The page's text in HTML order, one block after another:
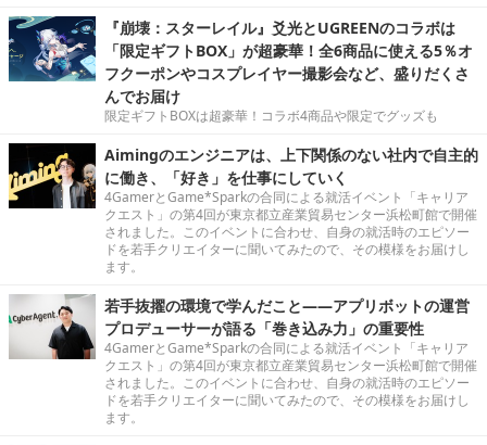
『崩壊：スターレイル』爻光とUGREENのコラボは
「限定ギフトBOX」が超豪華！全6商品に使える5％オ
フクーポンやコスプレイヤー撮影会など、盛りだくさ
んでお届け
限定ギフトBOXは超豪華！コラボ4商品や限定でグッズも
Aimingのエンジニアは、上下関係のない社内で自主的
に働き、「好き」を仕事にしていく
4GamerとGame*Sparkの合同による就活イベント「キャリア
クエスト」の第4回が東京都立産業貿易センター浜松町館で開催
されました。このイベントに合わせ、自身の就活時のエピソー
ドを若手クリエイターに聞いてみたので、その模様をお届けし
ます。
若手抜擢の環境で学んだこと――アプリボットの運営
プロデューサーが語る「巻き込み力」の重要性
4GamerとGame*Sparkの合同による就活イベント「キャリア
クエスト」の第4回が東京都立産業貿易センター浜松町館で開催
されました。このイベントに合わせ、自身の就活時のエピソー
ドを若手クリエイターに聞いてみたので、その模様をお届けし
ます。